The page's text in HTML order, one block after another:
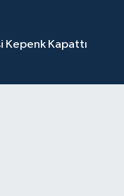
Kepenk Kapattı